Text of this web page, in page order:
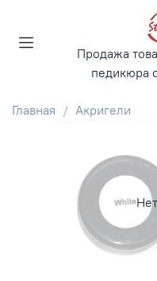
Продажа
педикюра
Главная Акригели